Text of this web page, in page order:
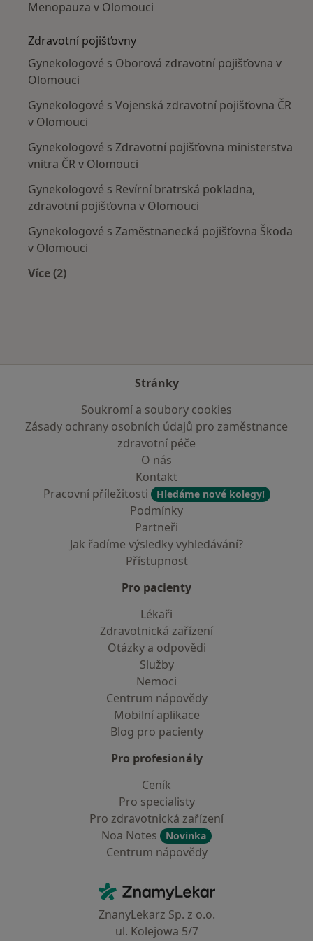
Menopauza v Olomouci
Zdravotní pojišťovny
Gynekologové s Oborová zdravotní pojišťovna v
Olomouci
Gynekologové s Vojenská zdravotní pojišťovna ČR
v Olomouci
Gynekologové s Zdravotní pojišťovna ministerstva
vnitra ČR v Olomouci
Gynekologové s Revírní bratrská pokladna,
zdravotní pojišťovna v Olomouci
Gynekologové s Zaměstnanecká pojišťovna Škoda
v Olomouci
Více (2)
Stránky
Soukromí a soubory cookies
Zásady ochrany osobních údajů pro zaměstnance
zdravotní péče
O nás
Kontakt
Pracovní příležitosti
Hledáme nové kolegy!
Podmínky
Partneři
Jak řadíme výsledky vyhledávání?
Přístupnost
Pro pacienty
Lékaři
Zdravotnická zařízení
Otázky a odpovědi
Služby
Nemoci
Centrum nápovědy
Mobilní aplikace
Blog pro pacienty
Pro profesionály
Ceník
Pro specialisty
Pro zdravotnická zařízení
Noa Notes
Novinka
Centrum nápovědy
ZnamyLekar - Hlavní stránka
ZnanyLekarz Sp. z o.o.
ul. Kolejowa 5/7